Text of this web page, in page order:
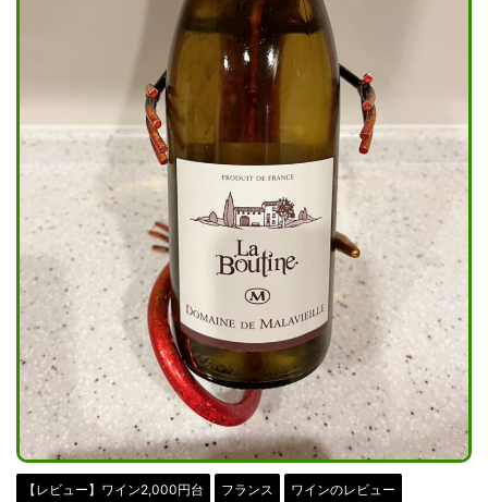
【レビュー】ワイン2,000円台 フランス ワインのレビュー